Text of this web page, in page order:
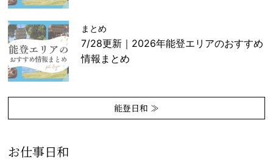
まとめ
7/28更新｜2026年能登エリアのおすすめ
情報まとめ
能登日和 ≫
お仕事日和